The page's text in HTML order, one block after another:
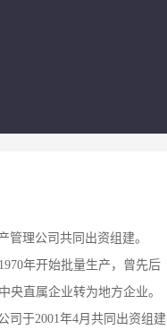
理公司共同出资组建。
年开始批量生产，曾先后
央直属企业转为地方企业。
司于2001年4月共同出资组建